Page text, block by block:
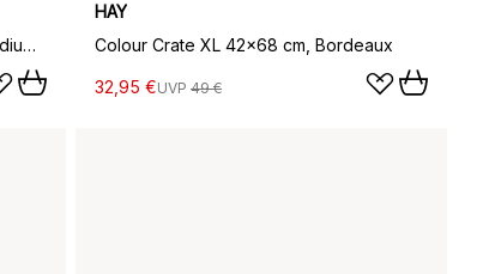
Tin Container Verwahrungsdose medium, Brown-midnight blue
HAY
Colour Crate XL 42x68 cm, Bordeaux
32,95 €UVP 49 €